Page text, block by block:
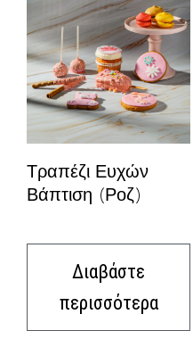
Τραπέζι Ευχών
Βάπτιση (Ροζ)
Διαβάστε
περισσότερα